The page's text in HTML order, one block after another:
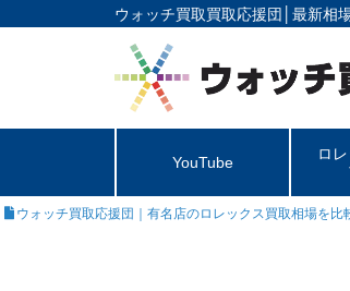
ウォッチ買取買取応援団│ 最新相
YouTube
ロ
ウォッチ買取応援団｜有名店のロレックス買取相場を比